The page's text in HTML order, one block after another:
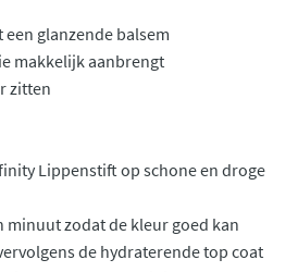
glanzende balsem
makkelijk aanbrengt
zitten
Lippenstift op schone en droge
minuut zodat de kleur goed kan
de hydraterende top coat